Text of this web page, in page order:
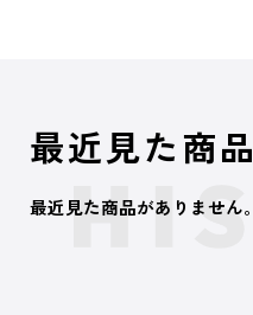
最近見た商品
最近見た商品がありません。